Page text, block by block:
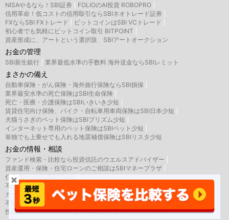
NISAやるなら！SBI証券
FOLIOのAI投資 ROBOPRO
信用革命！低コストの信用取引ならSBIネオトレード証券
FXならSBI FXトレード
ビットコインはSBI VCトレード
初心者でも気軽にビットコイン取引 BITPOINT
資産形成に、アートという選択肢 SBIアートオークション
お金の管理
SBI新生銀行 業界最低水準の手数料 海外送金ならSBIレミット
まさかの備え
自動車保険・がん保険・海外旅行保険ならSBI損保
業界最安水準の死亡保険はSBI生命保険
死亡・医療・介護保険はSBIいきいき少短
賃貸住宅向け保険、バイク・自転車用車両保険はSBI日本少短
犬猫うさぎのペット保険はSBIプリズム少短
インターネット専用のペット保険はSBIペット少短
単独でも上乗せでも入れる地震補償保険はSBIリスタ少短
お金の情報・相談
ファンド検索・比較なら投資信託のウエルスアドバイザー
資産運用・保険・住宅ローンのご相談はSBIマネープラザ
住宅ローンならSBIアルヒ
不動産担保ローンならSBIエステートファイナンス
カードローン・キャッシングのレイク
不動産×金融なら新生インベストメント＆ファイナンス
投資用マンションローンならSBI新生アセットファイナンス